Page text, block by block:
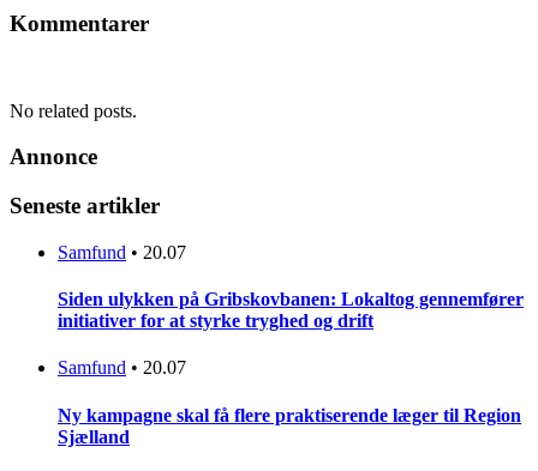
Kommentarer
No related posts.
Annonce
Seneste artikler
Samfund • 20.07
Siden ulykken på Gribskovbanen: Lokaltog gennemfører
initiativer for at styrke tryghed og drift
Samfund • 20.07
Ny kampagne skal få flere praktiserende læger til Region
Sjælland